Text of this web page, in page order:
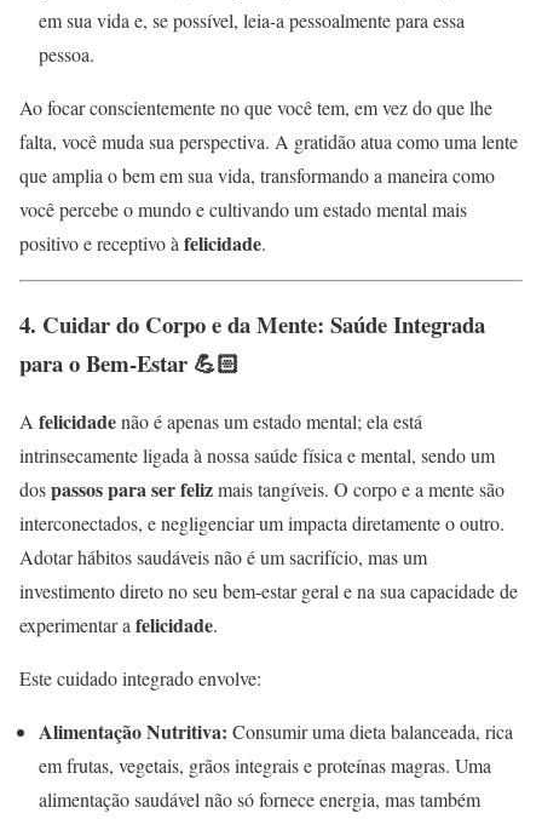
em sua vida e, se possível, leia-a pessoalmente para essa
pessoa.
Ao focar conscientemente no que você tem, em vez do que lhe
falta, você muda sua perspectiva. A gratidão atua como uma lente
que amplia o bem em sua vida, transformando a maneira como
você percebe o mundo e cultivando um estado mental mais
positivo e receptivo à felicidade.
4. Cuidar do Corpo e da Mente: Saúde Integrada
para o Bem-Estar 💪🏻
A felicidadenão é apenas um estado mental; ela está
intrinsecamente ligada à nossa saúde física e mental, sendo um
dospassos para ser felizmais tangíveis. O corpo e a mente são
interconectados, e negligenciar um impacta diretamente o outro.
Adotar hábitos saudáveis não é um sacrifício, mas um
investimento direto no seu bem-estar geral e na sua capacidade de
experimentar afelicidade.
Este cuidado integrado envolve:
Alimentação Nutritiva: Consumir uma dieta balanceada, rica
em frutas, vegetais, grãos integrais e proteínas magras. Uma
alimentação saudável não só fornece energia, mas também